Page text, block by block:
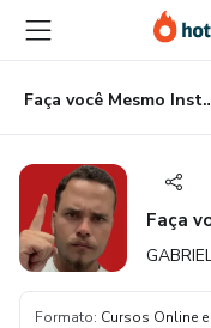
para
conteúdo
principal
para
pagamento
para
rodapé
Faça você
Faça
Formato: Cursos Online